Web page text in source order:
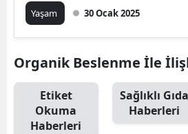
Yaşam 30 Ocak 2025
Organik Beslenme İle
Etiket
Okuma
Haberleri
Sağlıklı Gıda
Haberleri